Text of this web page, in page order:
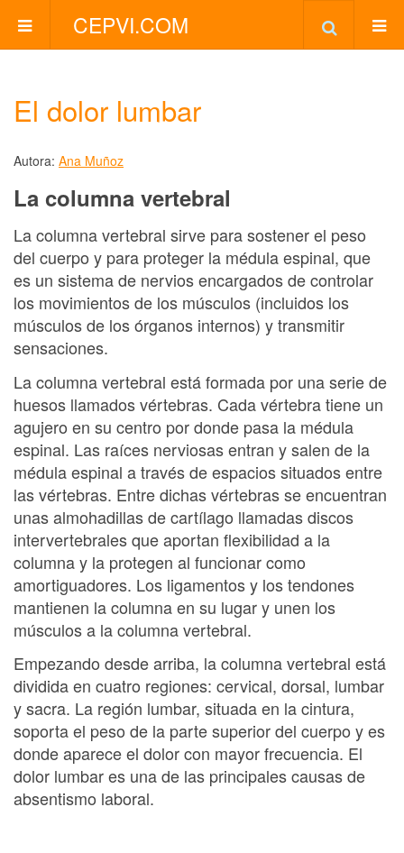
CEPVI.COM
El dolor lumbar
Autora: Ana Muñoz
La columna vertebral
La columna vertebral sirve para sostener el peso
del cuerpo y para proteger la médula espinal, que
es un sistema de nervios encargados de controlar
los movimientos de los músculos (incluidos los
músculos de los órganos internos) y transmitir
sensaciones.
La columna vertebral está formada por una serie de
huesos llamados vértebras. Cada vértebra tiene un
agujero en su centro por donde pasa la médula
espinal. Las raíces nerviosas entran y salen de la
médula espinal a través de espacios situados entre
las vértebras. Entre dichas vértebras se encuentran
unas almohadillas de cartílago llamadas discos
intervertebrales que aportan flexibilidad a la
columna y la protegen al funcionar como
amortiguadores. Los ligamentos y los tendones
mantienen la columna en su lugar y unen los
músculos a la columna vertebral.
Empezando desde arriba, la columna vertebral está
dividida en cuatro regiones: cervical, dorsal, lumbar
y sacra. La región lumbar, situada en la cintura,
soporta el peso de la parte superior del cuerpo y es
donde aparece el dolor con mayor frecuencia. El
dolor lumbar es una de las principales causas de
absentismo laboral.